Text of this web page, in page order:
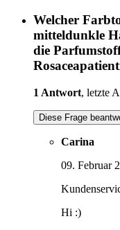
Welcher
mitteldunkle
die
1 Antwort, letzte
Diese Frage
Carina
09. Februar
Hi :)